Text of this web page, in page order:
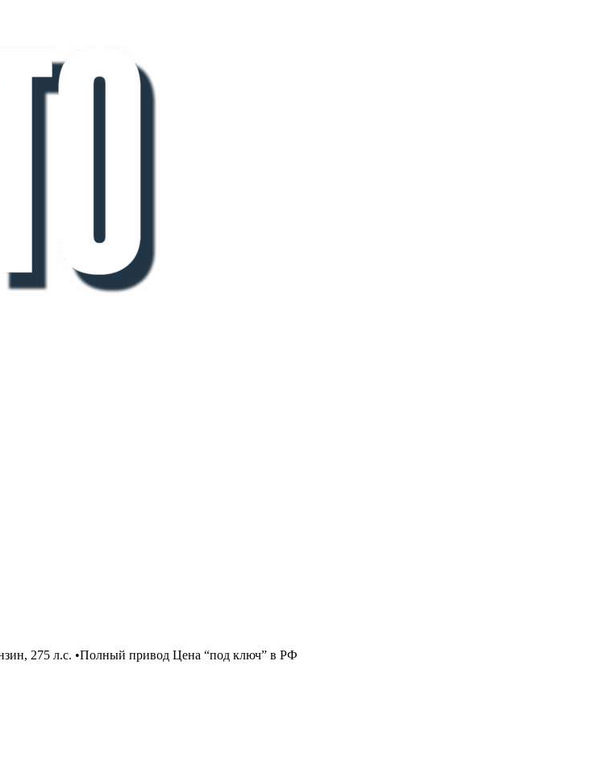
275 л.с. •Полный привод Цена “под ключ” в РФ